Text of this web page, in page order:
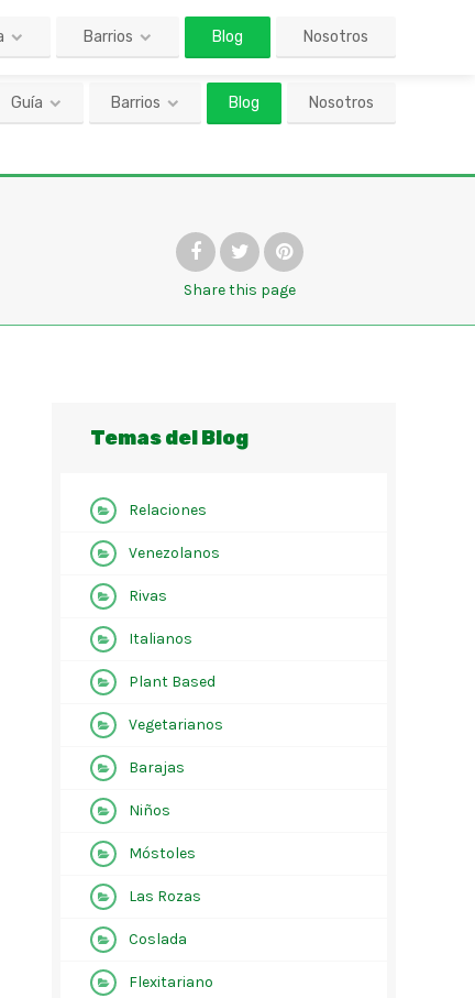
Guía Barrios Blog Nosotros
Share this page
Temas del Blog
Relaciones
Venezolanos
Rivas
Italianos
Plant Based
Vegetarianos
Barajas
Niños
Móstoles
Las Rozas
Coslada
Flexitariano